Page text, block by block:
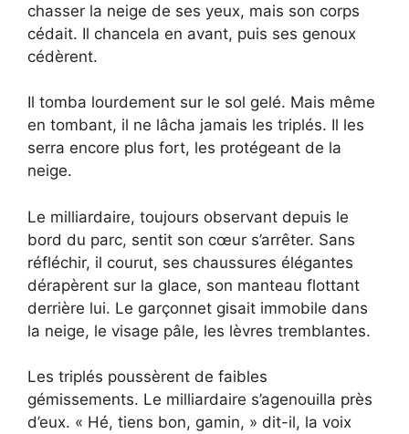
chasser la neige de ses yeux, mais son corps
cédait. Il chancela en avant, puis ses genoux
cédèrent.
Il tomba lourdement sur le sol gelé. Mais même
en tombant, il ne lâcha jamais les triplés. Il les
serra encore plus fort, les protégeant de la
neige.
Le milliardaire, toujours observant depuis le
bord du parc, sentit son cœur s’arrêter. Sans
réfléchir, il courut, ses chaussures élégantes
dérapèrent sur la glace, son manteau flottant
derrière lui. Le garçonnet gisait immobile dans
la neige, le visage pâle, les lèvres tremblantes.
Les triplés poussèrent de faibles
gémissements. Le milliardaire s’agenouilla près
d’eux. « Hé, tiens bon, gamin, » dit-il, la voix